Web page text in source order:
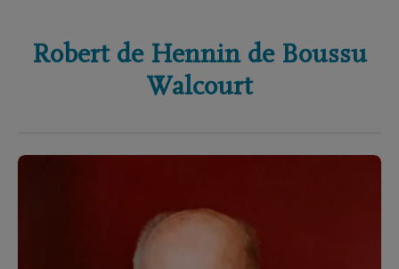
Robert de Hennin de Boussu
Walcourt